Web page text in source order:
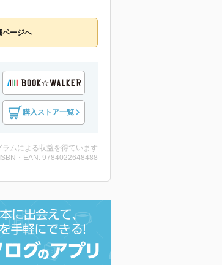
ージへ
購入ストア一覧
ムによる収益を得ています
・EAN: 9784022648488